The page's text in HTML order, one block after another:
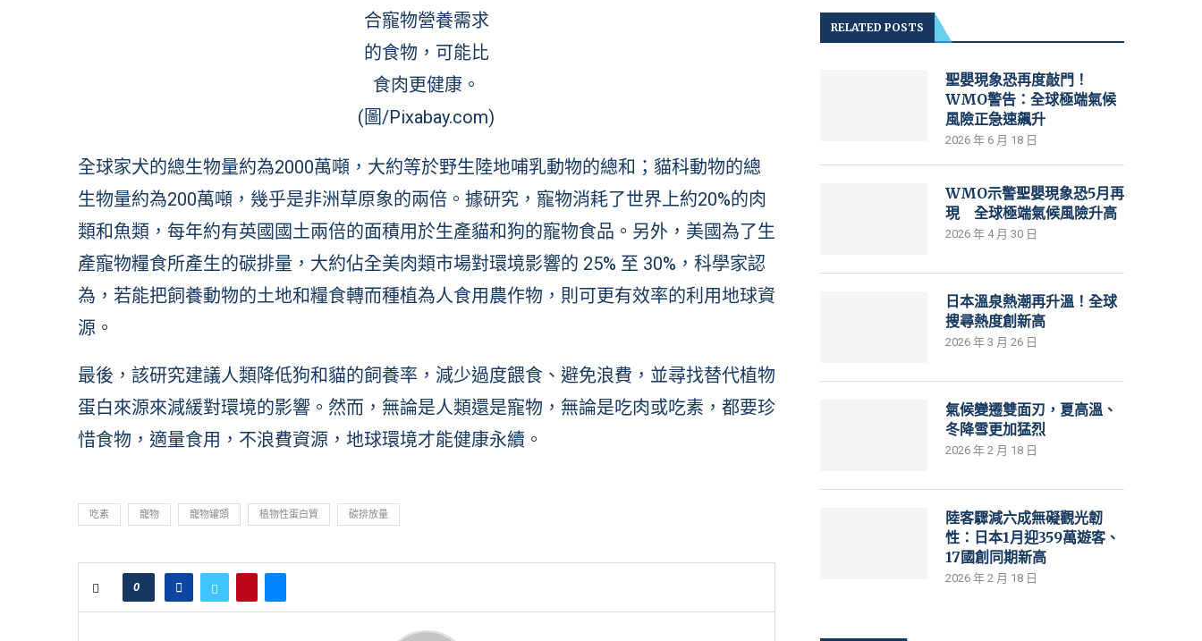
合寵物營養需求
的食物，可能比
食肉更健康。
(圖/Pixabay.com)
全球家犬的總生物量約為2000萬噸，大約等於野生陸地哺乳動物的總和；貓科動物的總
生物量約為200萬噸，幾乎是非洲草原象的兩倍。 據研究 ，寵物消耗了世界上約20%的肉
類和魚類，每年約有英國國土兩倍的面積用於生產貓和狗的寵物食品。另外，美國為了生
產寵物糧食所產生的碳排量，大約佔全美肉類市場對環境影響的 25% 至 30%，科學家認
為，若能把飼養動物的土地和糧食轉而種植為人食用農作物，則可更有效率的利用地球資
源。
最後，該研究建議人類降低狗和貓的飼養率，減少過度餵食、避免浪費，並尋找替代植物
蛋白來源來減緩對環境的影響。然而，無論是人類還是寵物，無論是吃肉或吃素，都要珍
惜食物，適量食用，不浪費資源，地球環境才能健康永續。
吃素 寵物 寵物罐頭 植物性蛋白質 碳排放量
0
RELATED POSTS
聖嬰現象恐再度敲門！
WMO警告：全球極端氣候
風險正急速飆升
2026 年 6 月 18 日
WMO示警聖嬰現象恐5月再
現 全球極端氣候風險升高
2026 年 4 月 30 日
日本溫泉熱潮再升溫！全球
搜尋熱度創新高
2026 年 3 月 26 日
氣候變遷雙面刃，夏高溫、
冬降雪更加猛烈
2026 年 2 月 18 日
陸客驟減六成無礙觀光韌
性：日本1月迎359萬遊客、
17國創同期新高
2026 年 2 月 18 日